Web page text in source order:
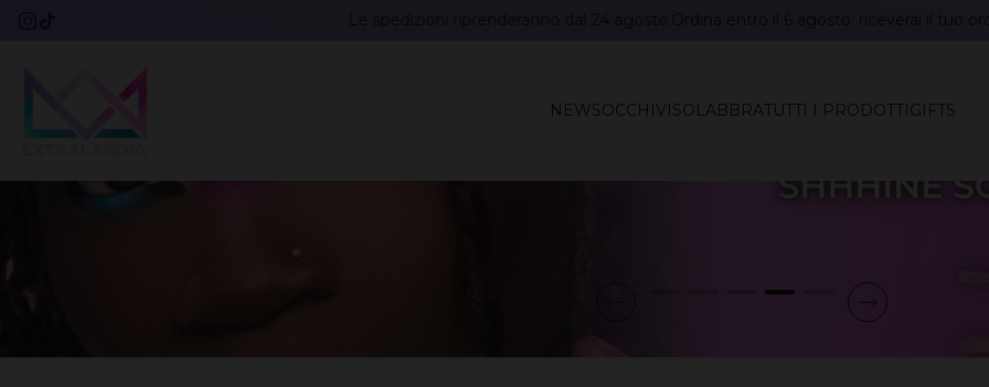
ordine prima della pausa estiva. Le spedizioni riprenderanno dal 24 agosto. Ordina entro il 6 agosto: riceverai il tuo ordine
NEWSOCCHIVISOLABBRATUTTI I PRODOTTIGIFTS